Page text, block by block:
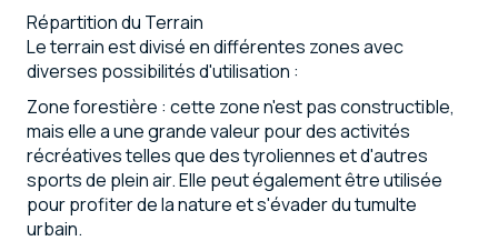
Répartition du Terrain
Le terrain est divisé en différentes zones avec
diverses possibilités d'utilisation :
Zone forestière : cette zone n'est pas constructible,
mais elle a une grande valeur pour des activités
récréatives telles que des tyroliennes et d'autres
sports de plein air. Elle peut également être utilisée
pour profiter de la nature et s'évader du tumulte
urbain.